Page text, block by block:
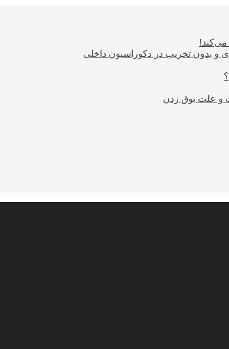
می‌کند!
و بدون تخریب در دکوراسیون داخلی
و علت بوق زدن